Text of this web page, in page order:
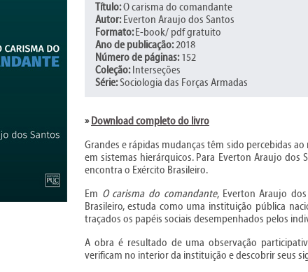
Título:O carisma do comandante
Autor:Everton Araujo dos Santos
Formato:E-book/ pdf gratuito
Ano de publicação:2018
Número de páginas:152
Coleção:Interseções
Série:Sociologia das Forças Armadas
»Download completo do livro
Grandes e rápidas mudanças têm sido percebidas
em sistemas hierárquicos. Para Everton Araujo
encontra o Exército Brasileiro.
Em O carisma do comandante, Everton Araujo
Brasileiro, estuda como uma instituição pública
traçados os papéis sociais desempenhados pelos
A obra é resultado de uma observação
verificam no interior da instituição e descobrir seus